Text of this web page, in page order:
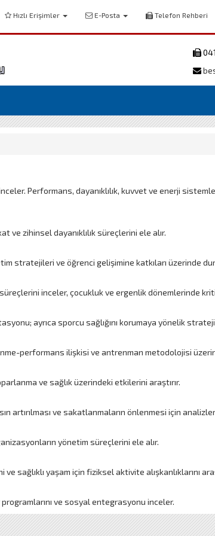
Hızlı Erişimler E-Posta Telefon Rehberi
Performans, dayanıklılık, kuvvet ve enerji
ve zihinsel dayanıklılık süreçlerini ele alır.
stratejileri ve öğrenci gelişimine katkıları üzerinde
inceler, çocukluk ve ergenlik dönemlerinde
ayrıca sporcu sağlığını korumaya yönelik
performans ilişkisi ve antrenman metodolojisi
ve sağlık üzerindeki etkilerini araştırır.
ve sakatlanmaların önlenmesi için analizler
yönetim süreçlerini ele alır.
sağlıklı yaşam için fiziksel aktivite alışkanlıklarını
ve sosyal entegrasyonu inceler.